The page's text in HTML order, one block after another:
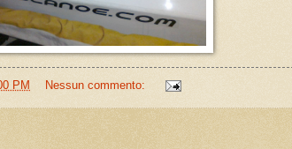
PM Nessun commento: